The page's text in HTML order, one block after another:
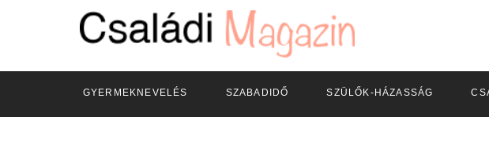
GYERMEKNEVELÉS SZABADIDŐ SZÜLŐK-HÁZASSÁG